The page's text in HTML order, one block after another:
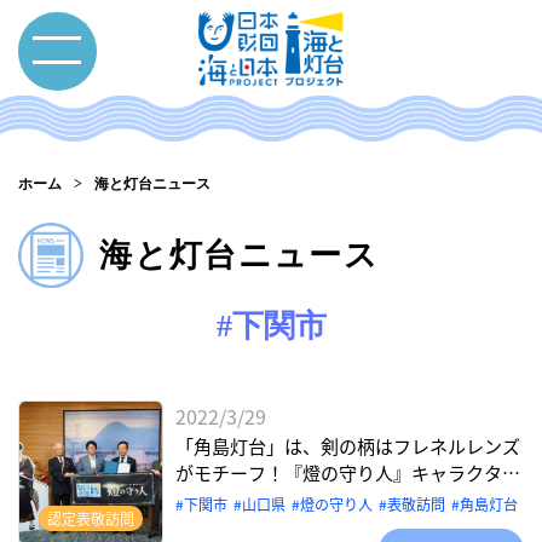
ホーム 海と灯台ニュース
海と灯台ニュース
#下関市
認定表敬訪問
2022/3/29
「角島灯台」は、剣の柄はフレネルレンズ
がモチーフ！『燈の守り人』キャラクター
表敬訪問【山口県下関市 角島灯台】
下関市 山口県 燈の守り⼈ 表敬訪問 角島灯台